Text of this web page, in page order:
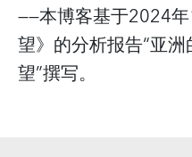
——本博客基于2024年
望》的分析报告“亚
望”撰写。